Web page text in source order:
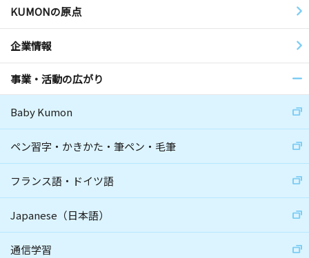
KUMONの原点
企業情報
事業・活動の広がり
Baby Kumon
ペン習字・かきかた・筆ペン・毛筆
フランス語・ドイツ語
Japanese（日本語）
通信学習